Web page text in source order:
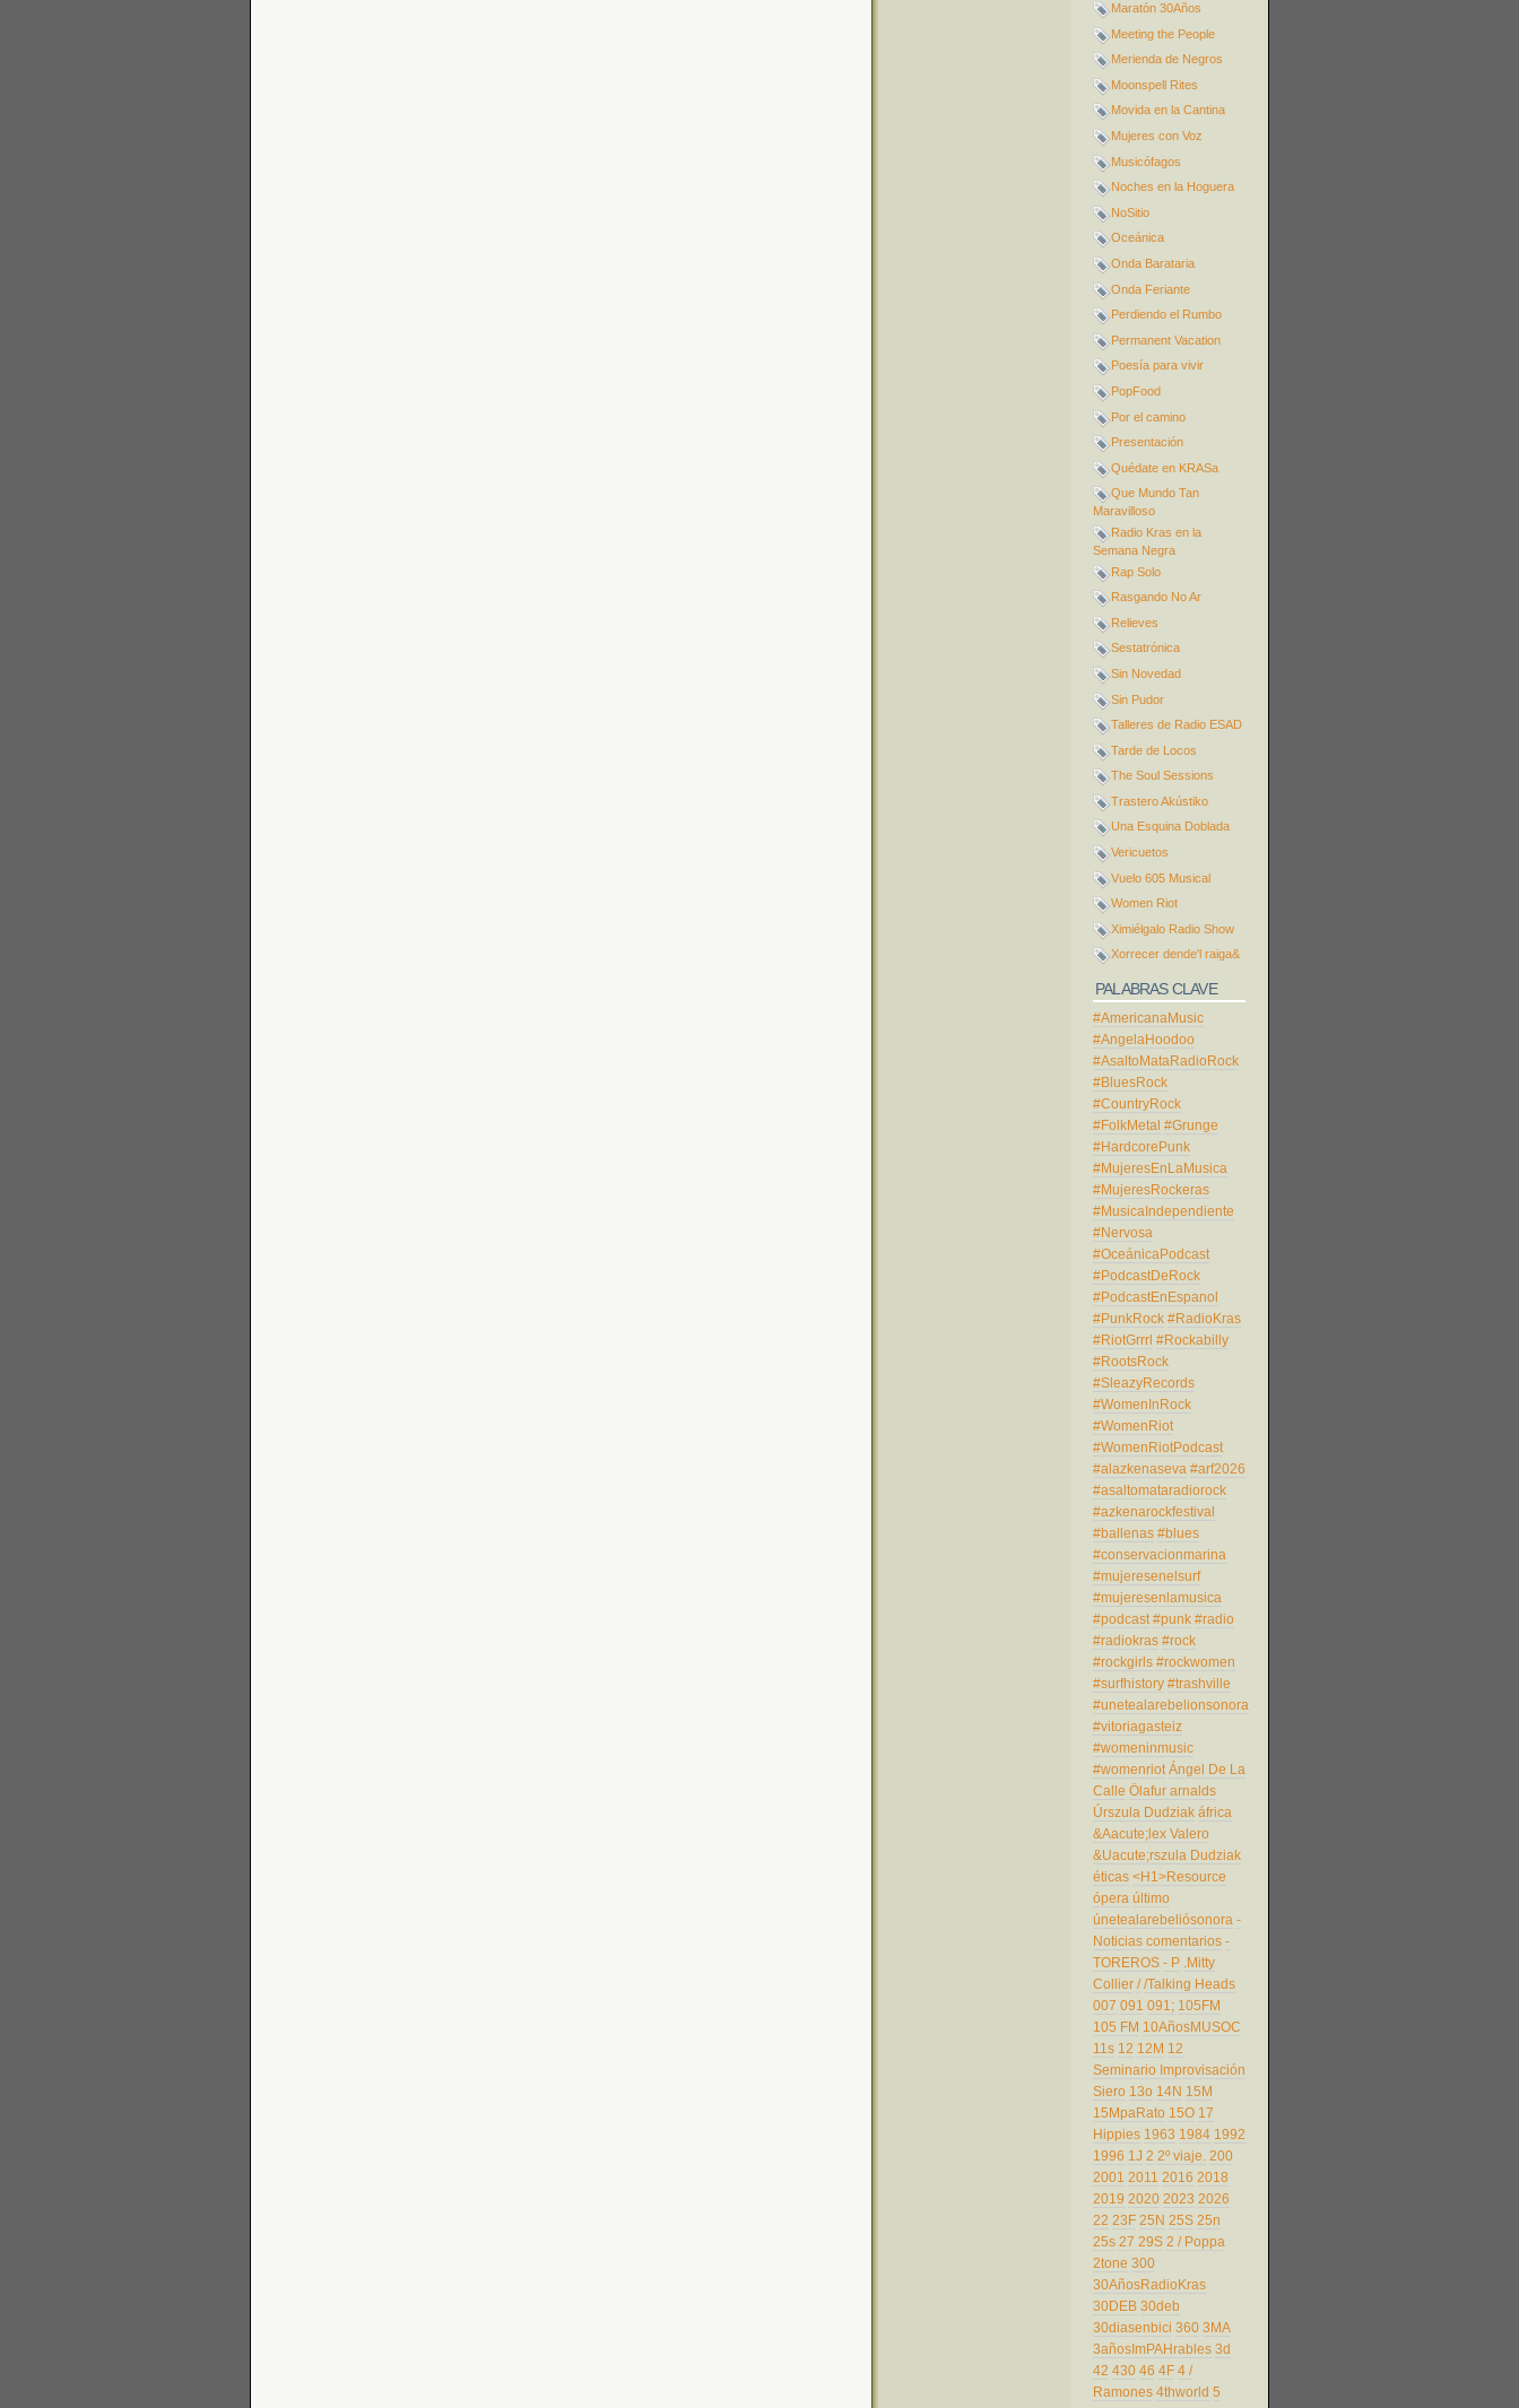
Maratón 30Años
Meeting the People
Merienda de Negros
Moonspell Rites
Movida en la Cantina
Mujeres con Voz
Musicófagos
Noches en la Hoguera
NoSitio
Oceánica
Onda Barataria
Onda Feriante
Perdiendo el Rumbo
Permanent Vacation
Poesía para vivir
PopFood
Por el camino
Presentación
Quédate en KRASa
Que Mundo Tan
Maravilloso
Radio Kras en la
Semana Negra
Rap Solo
Rasgando No Ar
Relieves
Sestatrónica
Sin Novedad
Sin Pudor
Talleres de Radio ESAD
Tarde de Locos
The Soul Sessions
Trastero Akústiko
Una Esquina Doblada
Vericuetos
Vuelo 605 Musical
Women Riot
Ximiélgalo Radio Show
Xorrecer dende'l raiga&
PALABRAS CLAVE
#AmericanaMusic
#AngelaHoodoo
#AsaltoMataRadioRock
#BluesRock
#CountryRock
#FolkMetal #Grunge
#HardcorePunk
#MujeresEnLaMusica
#MujeresRockeras
#MusicaIndependiente
#Nervosa
#OceánicaPodcast
#PodcastDeRock
#PodcastEnEspanol
#PunkRock #RadioKras
#RiotGrrrl #Rockabilly
#RootsRock
#SleazyRecords
#WomenInRock
#WomenRiot
#WomenRiotPodcast
#alazkenaseva #arf2026
#asaltomataradiorock
#azkenarockfestival
#ballenas #blues
#conservacionmarina
#mujeresenelsurf
#mujeresenlamusica
#podcast #punk #radio
#radiokras #rock
#rockgirls #rockwomen
#surfhistory #trashville
#unetealarebelionsonora
#vitoriagasteiz
#womeninmusic
#womenriot Ángel De La
Calle Ölafur arnalds
Úrszula Dudziak áfrica
&Aacute;lex Valero
&Uacute;rszula Dudziak
éticas <H1>Resource
ópera último
únetealarebeliósonora -
Noticias comentarios -
TOREROS - P .Mitty
Collier / /Talking Heads
007 091 091; 105FM
105 FM 10AñosMUSOC
11s 12 12M 12
Seminario Improvisación
Siero 13o 14N 15M
15MpaRato 15O 17
Hippies 1963 1984 1992
1996 1J 2 2º viaje. 200
2001 2011 2016 2018
2019 2020 2023 2026
22 23F 25N 25S 25n
25s 27 29S 2 / Poppa
2tone 300
30AñosRadioKras
30DEB 30deb
30diasenbici 360 3MA
3añosImPAHrables 3d
42 430 46 4F 4 /
Ramones 4thworld 5